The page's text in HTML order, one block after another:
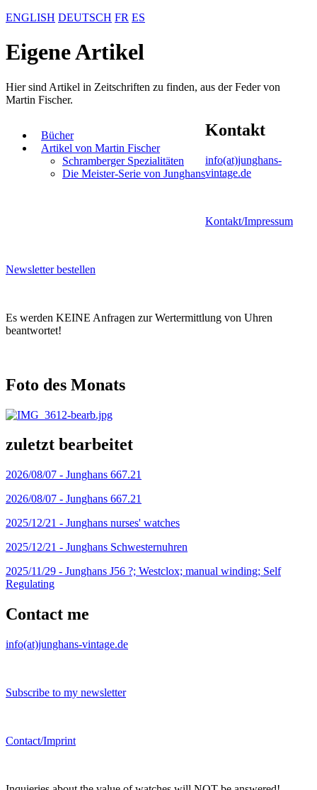
ENGLISH DEUTSCH FR ES
Eigene Artikel
Hier sind Artikel in Zeitschriften zu finden, aus der Feder von
Martin Fischer.
Bücher
Artikel von Martin Fischer
Schramberger Spezialitäten
Die Meister-Serie von Junghans
Kontakt
info(at)junghans-
vintage.de
Kontakt/Impressum
Newsletter bestellen
Es werden KEINE Anfragen zur Wertermittlung von Uhren
beantwortet!
Foto des Monats
zuletzt bearbeitet
2026/08/07 - Junghans 667.21
2026/08/07 - Junghans 667.21
2025/12/21 - Junghans nurses' watches
2025/12/21 - Junghans Schwesternuhren
2025/11/29 - Junghans J56 ?; Westclox; manual winding; Self
Regulating
Contact me
info(at)junghans-vintage.de
Subscribe to my newsletter
Contact/Imprint